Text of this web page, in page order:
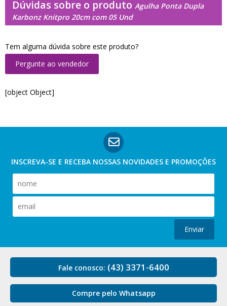
Dúvidas sobre o produto Agulha Ponta Dupla
Karbonz Knitpro 20cm com 05 Und
Tem alguma dúvida sobre este produto?
Pergunte ao vendedor
[object Object]
INSCREVA-SE E RECEBA NOSSAS NOVIDADES E PROMOÇÕES
Enviar
Fale conosco: (43) 3371-6400
Compre pelo Whatsapp